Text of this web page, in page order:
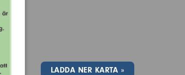
LADDA NER KARTA